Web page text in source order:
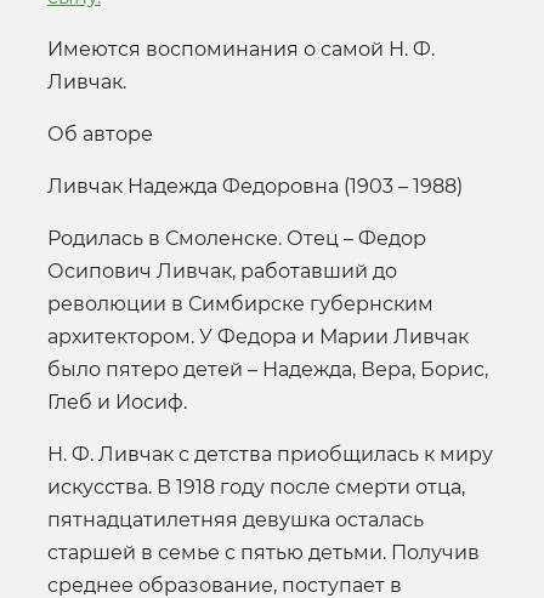
Имеются воспоминания о самой Н. Ф.
Ливчак.
Об авторе
Ливчак Надежда Федоровна (1903 – 1988)
Родилась в Смоленске. Отец – Федор
Осипович Ливчак, работавший до
революции в Симбирске губернским
архитектором. У Федора и Марии Ливчак
было пятеро детей – Надежда, Вера, Борис,
Глеб и Иосиф.
Н. Ф. Ливчак с детства приобщилась к миру
искусства. В 1918 году после смерти отца,
пятнадцатилетняя девушка осталась
старшей в семье с пятью детьми. Получив
среднее образование, поступает в